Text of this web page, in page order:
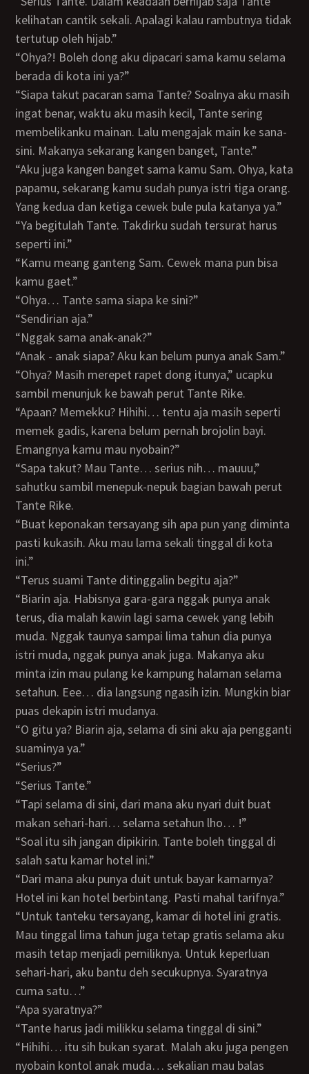
kelihatan cantik sekali. Apalagi kalau rambutnya tidak
tertutup oleh hijab.”
“Ohya?! Boleh dong aku dipacari sama kamu selama
berada di kota ini ya?”
“Siapa takut pacaran sama Tante? Soalnya aku masih
ingat benar, waktu aku masih kecil, Tante sering
membelikanku mainan. Lalu mengajak main ke sana-
sini. Makanya sekarang kangen banget, Tante.”
“Aku juga kangen banget sama kamu Sam. Ohya, kata
papamu, sekarang kamu sudah punya istri tiga orang.
Yang kedua dan ketiga cewek bule pula katanya ya.”
“Ya begitulah Tante. Takdirku sudah tersurat harus
seperti ini.”
“Kamu meang ganteng Sam. Cewek mana pun bisa
kamu gaet.”
“Ohya… Tante sama siapa ke sini?”
“Sendirian aja.”
“Nggak sama anak-anak?”
“Anak - anak siapa? Aku kan belum punya anak Sam.”
“Ohya? Masih merepet rapet dong itunya,” ucapku
sambil menunjuk ke bawah perut Tante Rike.
“Apaan? Memekku? Hihihi… tentu aja masih seperti
memek gadis, karena belum pernah brojolin bayi.
Emangnya kamu mau nyobain?”
“Sapa takut? Mau Tante… serius nih… mauuu,”
sahutku sambil menepuk-nepuk bagian bawah perut
Tante Rike.
“Buat keponakan tersayang sih apa pun yang diminta
pasti kukasih. Aku mau lama sekali tinggal di kota
ini.”
“Terus suami Tante ditinggalin begitu aja?”
“Biarin aja. Habisnya gara-gara nggak punya anak
terus, dia malah kawin lagi sama cewek yang lebih
muda. Nggak taunya sampai lima tahun dia punya
istri muda, nggak punya anak juga. Makanya aku
minta izin mau pulang ke kampung halaman selama
setahun. Eee… dia langsung ngasih izin. Mungkin biar
puas dekapin istri mudanya.
“O gitu ya? Biarin aja, selama di sini aku aja pengganti
suaminya ya.”
“Serius?”
“Serius Tante.”
“Tapi selama di sini, dari mana aku nyari duit buat
makan sehari-hari… selama setahun lho… !”
“Soal itu sih jangan dipikirin. Tante boleh tinggal di
salah satu kamar hotel ini.”
“Dari mana aku punya duit untuk bayar kamarnya?
Hotel ini kan hotel berbintang. Pasti mahal tarifnya.”
“Untuk tanteku tersayang, kamar di hotel ini gratis.
Mau tinggal lima tahun juga tetap gratis selama aku
masih tetap menjadi pemiliknya. Untuk keperluan
sehari-hari, aku bantu deh secukupnya. Syaratnya
cuma satu…”
“Apa syaratnya?”
“Tante harus jadi milikku selama tinggal di sini.”
“Hihihi… itu sih bukan syarat. Malah aku juga pengen
nyobain kontol anak muda… sekalian mau balas